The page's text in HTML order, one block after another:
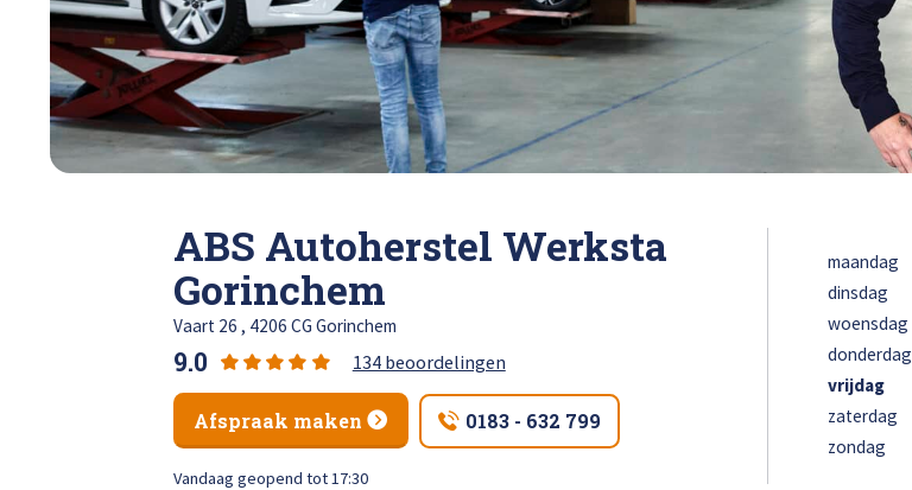
Total loss
Krassen verwijderen
High Tech Schadeherstel
Lakschade herstellen
Steenslag herstellen
Velgen herstellen
Hagelschade herstellen
Bel ons op: 0900 - 6611111
ABS Autoherstel Werksta
Gorinchem
Vaart 26 , 4206 CG Gorinchem
9.0 134 beoordelingen
Afspraak maken 0183 - 632 799
Vandaag geopend tot 17:30
maandag
dinsdag
woensdag
donderdag
vrijdag
zaterdag
zondag